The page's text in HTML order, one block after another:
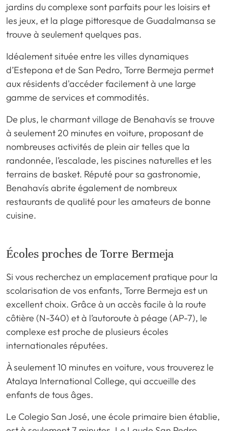
jardins du complexe sont parfaits pour les loisirs et
les jeux, et la plage pittoresque de Guadalmansa se
trouve à seulement quelques pas.
Idéalement située entre les villes dynamiques
d’Estepona et de San Pedro, Torre Bermeja permet
aux résidents d'accéder facilement à une large
gamme de services et commodités.
De plus, le charmant village de Benahavís se trouve
à seulement 20 minutes en voiture, proposant de
nombreuses activités de plein air telles que la
randonnée, l’escalade, les piscines naturelles et les
terrains de basket. Réputé pour sa gastronomie,
Benahavís abrite également de nombreux
restaurants de qualité pour les amateurs de bonne
cuisine.
Écoles proches de Torre Bermeja
Si vous recherchez un emplacement pratique pour la
scolarisation de vos enfants, Torre Bermeja est un
excellent choix. Grâce à un accès facile à la route
côtière (N-340) et à l’autoroute à péage (AP-7), le
complexe est proche de plusieurs écoles
internationales réputées.
À seulement 10 minutes en voiture, vous trouverez le
Atalaya International College, qui accueille des
enfants de tous âges.
Le Colegio San José, une école primaire bien établie,